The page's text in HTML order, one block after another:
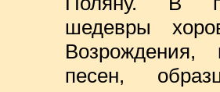
шедевры
Возрождения,
песен,